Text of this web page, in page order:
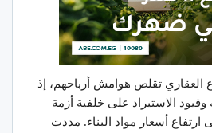
العقاري تقلص هوامش أرباحهم، إذ
الاستيراد على خلفية أزمة
ارتفاع أسعار مواد البناء. مددت